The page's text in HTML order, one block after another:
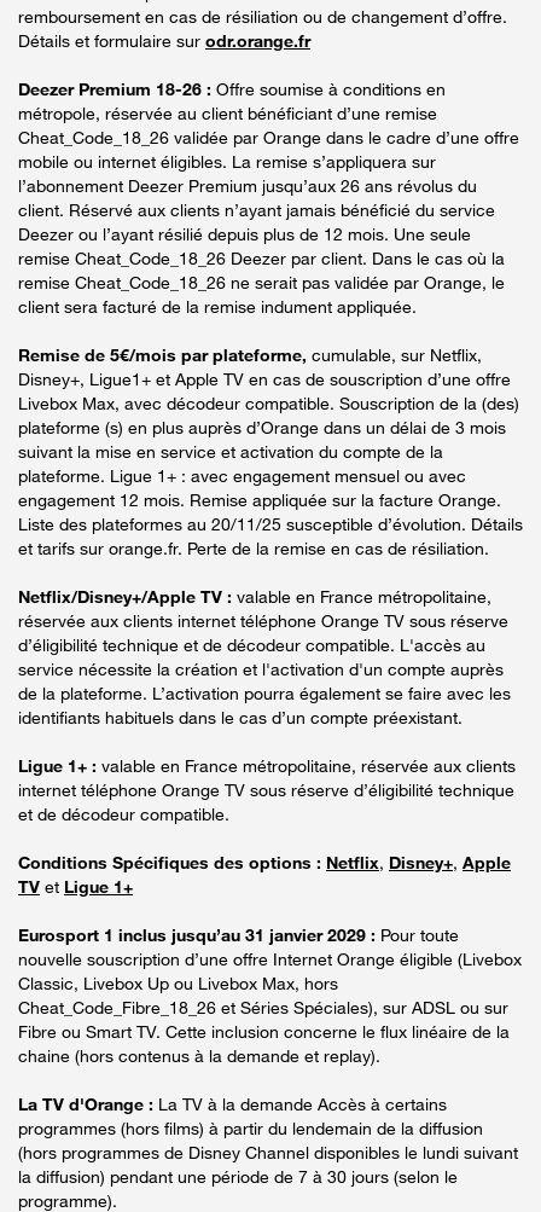
remboursement en cas de résiliation ou de changement d’offre.
Détails et formulaire sur odr.orange.fr
Deezer Premium 18-26 : Offre soumise à conditions en
métropole, réservée au client bénéficiant d’une remise
Cheat_Code_18_26 validée par Orange dans le cadre d’une offre
mobile ou internet éligibles. La remise s’appliquera sur
l’abonnement Deezer Premium jusqu’aux 26 ans révolus du
client. Réservé aux clients n’ayant jamais bénéficié du service
Deezer ou l’ayant résilié depuis plus de 12 mois. Une seule
remise Cheat_Code_18_26 Deezer par client. Dans le cas où la
remise Cheat_Code_18_26 ne serait pas validée par Orange, le
client sera facturé de la remise indument appliquée.
Remise de 5€/mois par plateforme, cumulable, sur Netflix,
Disney+, Ligue1+ et Apple TV en cas de souscription d’une offre
Livebox Max, avec décodeur compatible. Souscription de la (des)
plateforme (s) en plus auprès d’Orange dans un délai de 3 mois
suivant la mise en service et activation du compte de la
plateforme. Ligue 1+ : avec engagement mensuel ou avec
engagement 12 mois. Remise appliquée sur la facture Orange.
Liste des plateformes au 20/11/25 susceptible d’évolution. Détails
et tarifs sur orange.fr. Perte de la remise en cas de résiliation.
Netflix/Disney+/Apple TV : valable en France métropolitaine,
réservée aux clients internet téléphone Orange TV sous réserve
d’éligibilité technique et de décodeur compatible. L'accès au
service nécessite la création et l'activation d'un compte auprès
de la plateforme. L’activation pourra également se faire avec les
identifiants habituels dans le cas d’un compte préexistant.
Ligue 1+ : valable en France métropolitaine, réservée aux clients
internet téléphone Orange TV sous réserve d’éligibilité technique
et de décodeur compatible.
Conditions Spécifiques des options : Netflix, Disney+, Apple
TV et Ligue 1+
Eurosport 1 inclus jusqu’au 31 janvier 2029 : Pour toute
nouvelle souscription d’une offre Internet Orange éligible (Livebox
Classic, Livebox Up ou Livebox Max, hors
Cheat_Code_Fibre_18_26 et Séries Spéciales), sur ADSL ou sur
Fibre ou Smart TV. Cette inclusion concerne le flux linéaire de la
chaine (hors contenus à la demande et replay).
La TV d'Orange : La TV à la demande Accès à certains
programmes (hors films) à partir du lendemain de la diffusion
(hors programmes de Disney Channel disponibles le lundi suivant
la diffusion) pendant une période de 7 à 30 jours (selon le
programme).